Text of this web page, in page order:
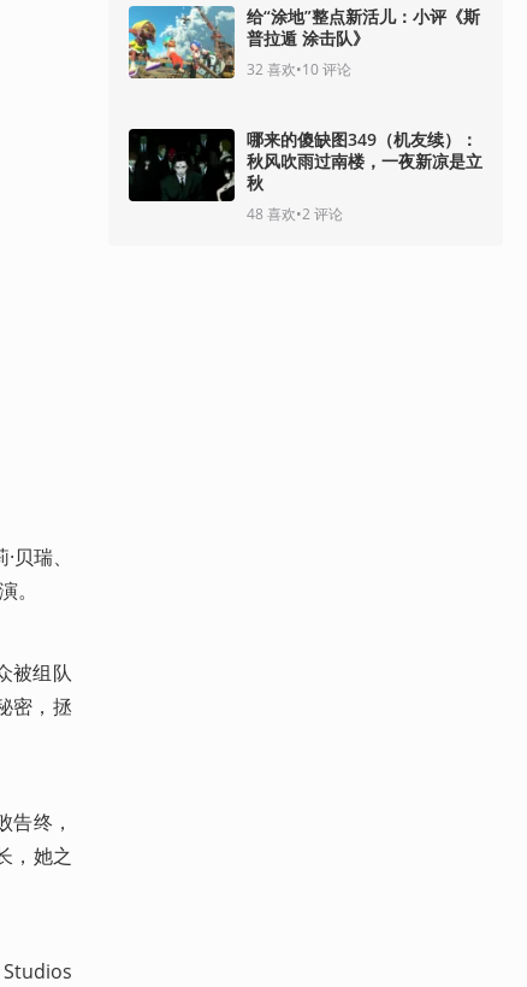
瑞、
。
被组队
密，拯
告终，
，她之
给“涂地”整点新活儿：小评《斯
普拉遁 涂击队》
32 喜欢•10评论
哪来的傻缺图349（机友续）：
秋风吹雨过南楼，一夜新凉是立
秋
48 喜欢•2 评论